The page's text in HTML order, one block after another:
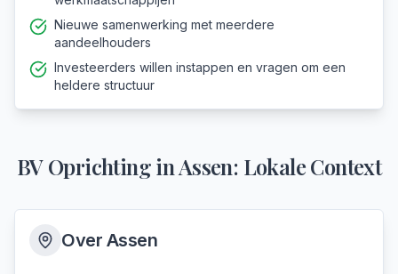
Nieuwe samenwerking met meerdere
aandeelhouders
Investeerders willen instappen en vragen om een
heldere structuur
BV OprichtinginAssen: Lokale Context
Over Assen